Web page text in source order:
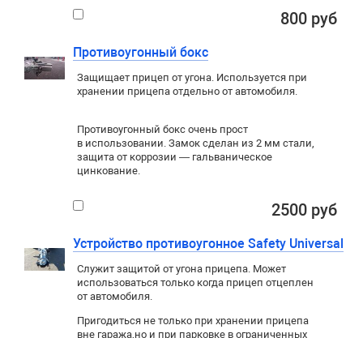
800 руб
Противоугонный бокс
Защищает прицеп от угона. Используется при
хранении прицепа отдельно от автомобиля.
Противоугонный бокс очень прост
в использовании. Замок сделан из 2 мм стали,
защита от коррозии — гальваническое
цинкование.
2500 руб
Устройство противоугонное Safety Universal
Служит защитой от угона прицепа. Может
использоваться только когда прицеп отцеплен
от автомобиля.
Пригодиться не только при хранении прицепа
вне гаража,но и при парковке в ограниченных